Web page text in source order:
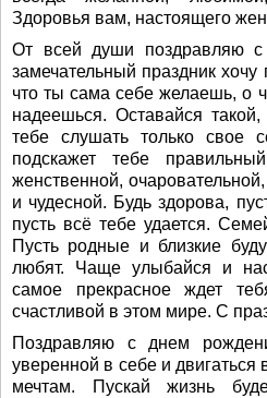
Здоровья вам, настоящего
От всей души поздравляю
замечательный праздник хочу
что ты сама себе желаешь, о
надеешься. Оставайся
тебе слушать только свое
подскажет тебе
женственной,
и чудесной. Будь здорова,
пусть всё тебе удается.
Пусть родные и близкие
любят. Чаще улыбайся и
самое прекрасное ждет
счастливой в этом мире. С
Поздравляю с днем
уверенной в себе и
мечтам. Пускай жизнь